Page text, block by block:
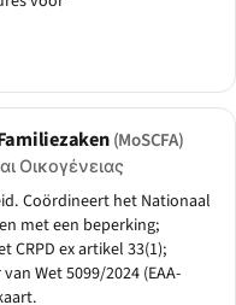
(MoSCFA)
Οικογένειας
Coördineert het Nationaal
met een beperking;
ex artikel 33(1);
Wet 5099/2024 (EAA-